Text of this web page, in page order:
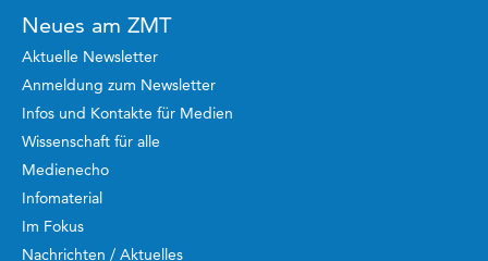
Neues am ZMT
Aktuelle Newsletter
Anmeldung zum Newsletter
Infos und Kontakte für Medien
Wissenschaft für alle
Medienecho
Infomaterial
Im Fokus
Nachrichten / Aktuelles